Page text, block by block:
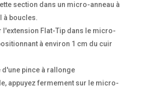
section dans un micro-anneau à
à boucles.
l'extension Flat-Tip dans le micro-
à environ 1 cm du cuir
d'une pince à rallonge
appuyez fermement sur le micro-